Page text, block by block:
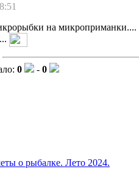
на
0 - 0
о рыбалке. Лето 2024.